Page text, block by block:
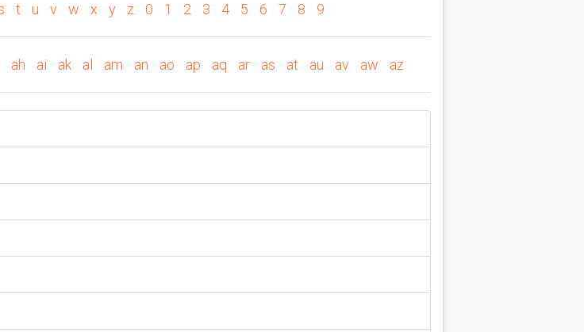
t u v w x y z 0 1 2 3 4 5 6 7 8 9
ah ai ak al am an ao ap aq ar as at au av aw az